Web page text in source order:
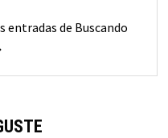
entradas de Buscando